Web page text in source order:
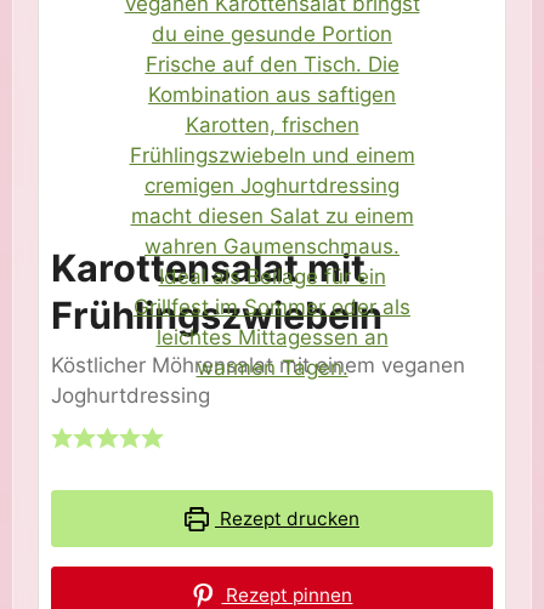
Karottensalat mit
Frühlingszwiebeln
Köstlicher Möhrensalat mit einem veganen
Joghurtdressing
Rezept drucken
Rezept pinnen